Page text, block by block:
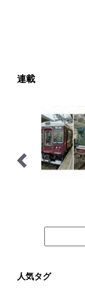
連載
人気タグ